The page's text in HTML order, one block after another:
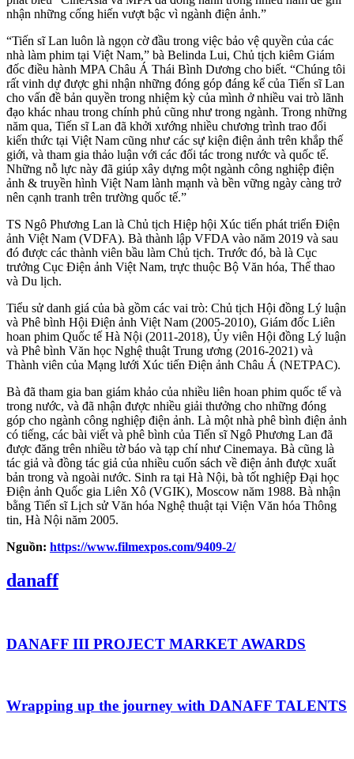
nhận những cống hiến vượt bậc vì ngành điện ảnh.”
“Tiến sĩ Lan luôn là ngọn cờ đầu trong việc bảo vệ quyền của các
nhà làm phim tại Việt Nam,” bà Belinda Lui, Chủ tịch kiêm Giám
đốc điều hành MPA Châu Á Thái Bình Dương cho biết. “Chúng tôi
rất vinh dự được ghi nhận những đóng góp đáng kể của Tiến sĩ Lan
cho vấn đề bản quyền trong nhiệm kỳ của mình ở nhiều vai trò lãnh
đạo khác nhau trong chính phủ cũng như trong ngành. Trong những
năm qua, Tiến sĩ Lan đã khởi xướng nhiều chương trình trao đổi
kiến thức tại Việt Nam cũng như các sự kiện điện ảnh trên khắp thế
giới, và tham gia thảo luận với các đối tác trong nước và quốc tế.
Những nỗ lực này đã giúp xây dựng một ngành công nghiệp điện
ảnh & truyền hình Việt Nam lành mạnh và bền vững ngày càng trở
nên cạnh tranh trên trường quốc tế.”
TS Ngô Phương Lan là Chủ tịch Hiệp hội Xúc tiến phát triển Điện
ảnh Việt Nam (VDFA). Bà thành lập VFDA vào năm 2019 và sau
đó được các thành viên bầu làm Chủ tịch. Trước đó, bà là Cục
trưởng Cục Điện ảnh Việt Nam, trực thuộc Bộ Văn hóa, Thể thao
và Du lịch.
Tiểu sử danh giá của bà gồm các vai trò: Chủ tịch Hội đồng Lý luận
và Phê bình Hội Điện ảnh Việt Nam (2005-2010), Giám đốc Liên
hoan phim Quốc tế Hà Nội (2011-2018), Ủy viên Hội đồng Lý luận
và Phê bình Văn học Nghệ thuật Trung ương (2016-2021) và
Thành viên của Mạng lưới Xúc tiến Điện ảnh Châu Á (NETPAC).
Bà đã tham gia ban giám khảo của nhiều liên hoan phim quốc tế và
trong nước, và đã nhận được nhiều giải thưởng cho những đóng
góp cho ngành công nghiệp điện ảnh. Là một nhà phê bình điện ảnh
có tiếng, các bài viết và phê bình của Tiến sĩ Ngô Phương Lan đã
được đăng trên nhiều tờ báo và tạp chí như Cinemaya. Bà cũng là
tác giả và đồng tác giả của nhiều cuốn sách về điện ảnh được xuất
bản trong và ngoài nước. Sinh ra tại Hà Nội, bà tốt nghiệp Đại học
Điện ảnh Quốc gia Liên Xô (VGIK), Moscow năm 1988. Bà nhận
bằng Tiến sĩ Lịch sử Văn hóa Nghệ thuật tại Viện Văn hóa Thông
tin, Hà Nội năm 2005.
Nguồn: https://www.filmexpos.com/9409-2/
danaff
DANAFF III PROJECT MARKET AWARDS
Wrapping up the journey with DANAFF TALENTS